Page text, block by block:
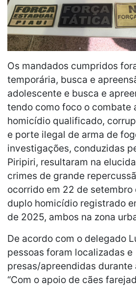
Os mandados cumpridos
temporária, busca e
adolescente e busca e
tendo como foco o combate
homicídio qualificado,
e porte ilegal de arma de
investigações, conduzidas
Piripiri, resultaram na
crimes de grande
ocorrido em 22 de setembro
duplo homicídio registrado
de 2025, ambos na zona
De acordo com o delegado
pessoas foram localizadas e
presas/apreendidas durante
“Com o apoio de cães